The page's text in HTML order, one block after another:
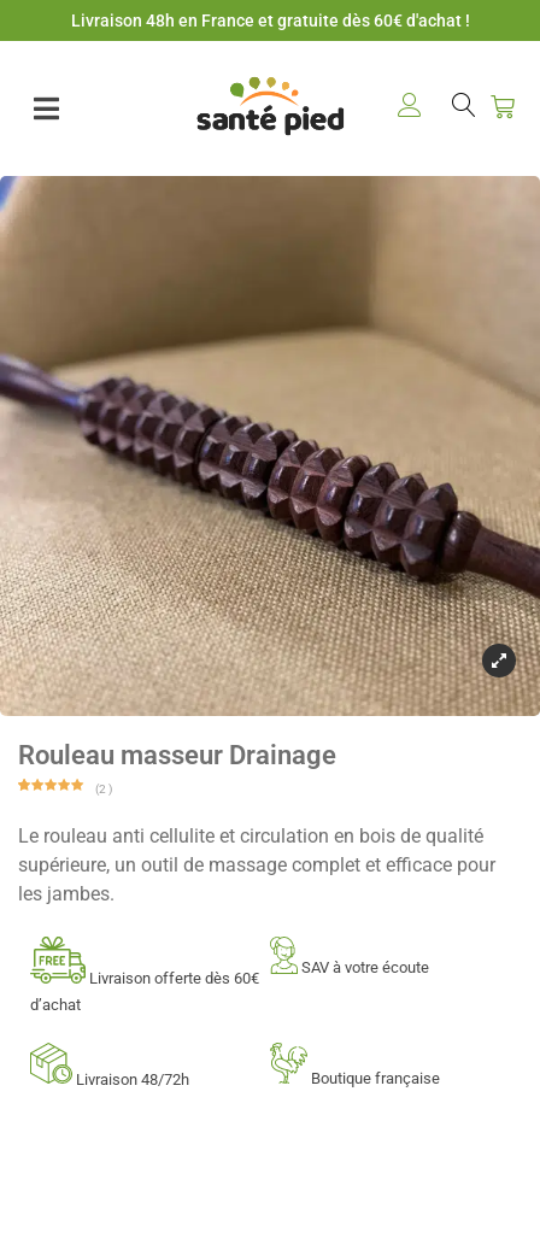
Livraison 48h en France et gratuite dès 60€ d'achat !
Rouleau masseur Drainage
basé
sur
notations
client
(2 )
Le rouleau anti cellulite et circulation en bois de qualité
supérieure, un outil de massage complet et efficace pour
les jambes.
Livraison offerte dès 60€
d’achat
SAV à votre écoute
Livraison 48/72h Boutique française